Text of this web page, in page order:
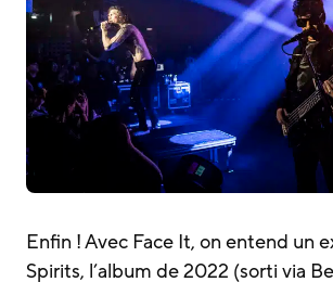
Enfin ! Avec Face It, on entend un
Spirits, l’album de 2022 (sorti via